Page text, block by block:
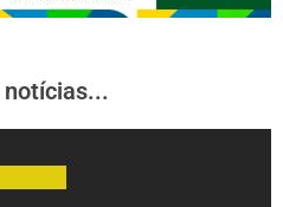
notícias...